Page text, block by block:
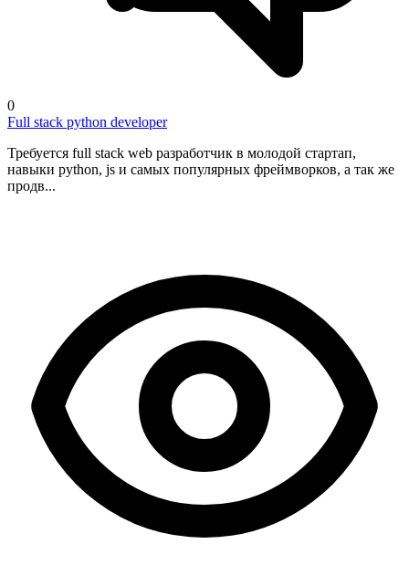
0
Full stack python developer
Требуется full stack web разработчик в молодой стартап,
навыки python, js и самых популярных фреймворков, а так же
продв...